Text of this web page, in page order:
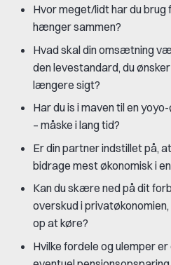
Hvor meget/lidt har du brug
hænger sammen?
Hvad skal din omsætning
den levestandard, du
længere sigt?
Har du is i maven til en
– måske i lang tid?
Er din partner indstillet på,
bidrage mest økonomisk i
Kan du skære ned på dit
overskud i
op at køre?
Hvilke fordele og ulemper er